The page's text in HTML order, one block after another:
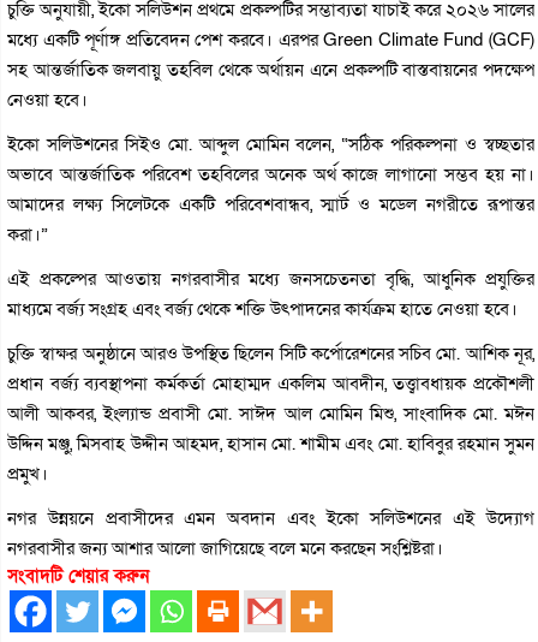
চুক্তি অনুযায়ী, ইকো সলিউশন প্রথমে প্রকল্পটির সম্ভাব্যতা যাচাই করে ২০২৬ সালের
মধ্যে একটি পূর্ণাঙ্গ প্রতিবেদন পেশ করবে। এরপর Green Climate Fund (GCF)
সহ আন্তর্জাতিক জলবায়ু তহবিল থেকে অর্থায়ন এনে প্রকল্পটি বাস্তবায়নের পদক্ষেপ
নেওয়া হবে।
ইকো সলিউশনের সিইও মো. আব্দুল মোমিন বলেন, “সঠিক পরিকল্পনা ও স্বচ্ছতার
অভাবে আন্তর্জাতিক পরিবেশ তহবিলের অনেক অর্থ কাজে লাগানো সম্ভব হয় না।
আমাদের লক্ষ্য সিলেটকে একটি পরিবেশবান্ধব, স্মার্ট ও মডেল নগরীতে রূপান্তর
করা।”
এই প্রকল্পের আওতায় নগরবাসীর মধ্যে জনসচেতনতা বৃদ্ধি, আধুনিক প্রযুক্তির
মাধ্যমে বর্জ্য সংগ্রহ এবং বর্জ্য থেকে শক্তি উৎপাদনের কার্যক্রম হাতে নেওয়া হবে।
চুক্তি স্বাক্ষর অনুষ্ঠানে আরও উপস্থিত ছিলেন সিটি কর্পোরেশনের সচিব মো. আশিক নূর,
প্রধান বর্জ্য ব্যবস্থাপনা কর্মকর্তা মোহাম্মদ একলিম আবদীন, তত্ত্বাবধায়ক প্রকৌশলী
আলী আকবর, ইংল্যান্ড প্রবাসী মো. সাঈদ আল মোমিন মিশু, সাংবাদিক মো. মঈন
উদ্দিন মঞ্জু, মিসবাহ উদ্দীন আহমদ, হাসান মো. শামীম এবং মো. হাবিবুর রহমান সুমন
প্রমুখ।
নগর উন্নয়নে প্রবাসীদের এমন অবদান এবং ইকো সলিউশনের এই উদ্যোগ
নগরবাসীর জন্য আশার আলো জাগিয়েছে বলে মনে করছেন সংশ্লিষ্টরা।
সংবাদটি শেয়ার করুন